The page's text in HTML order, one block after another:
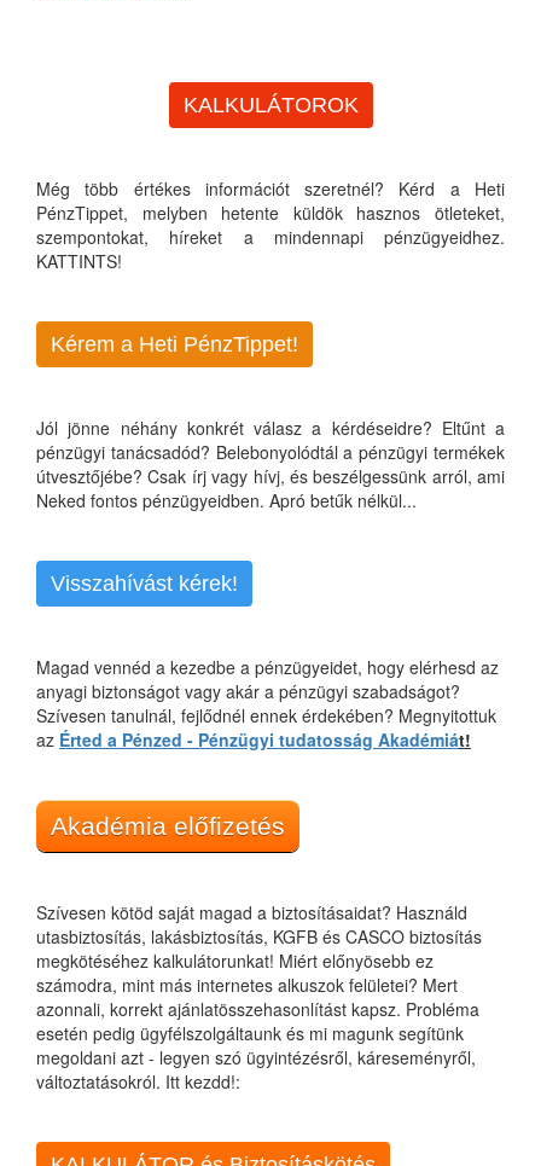
KALKULÁTOROK
Még több értékes információt szeretnél? Kérd a Heti
PénzTippet, melyben hetente küldök hasznos ötleteket,
szempontokat, híreket a mindennapi pénzügyeidhez.
KATTINTS!
Kérem a Heti PénzTippet!
Jól jönne néhány konkrét válasz a kérdéseidre? Eltűnt a
pénzügyi tanácsadód? Belebonyolódtál a pénzügyi termékek
útvesztőjébe? Csak írj vagy hívj, és beszélgessünk arról, ami
Neked fontos pénzügyeidben. Apró betűk nélkül...
Visszahívást kérek!
Magad vennéd a kezedbe a pénzügyeidet, hogy elérhesd az
anyagi biztonságot vagy akár a pénzügyi szabadságot?
Szívesen tanulnál, fejlődnél ennek érdekében? Megnyitottuk
az Érted a Pénzed - Pénzügyi tudatosság Akadémiát!
Akadémia előfizetés
Szívesen kötöd saját magad a biztosításaidat? Használd
utasbiztosítás, lakásbiztosítás, KGFB és CASCO biztosítás
megkötéséhez kalkulátorunkat! Miért előnyösebb ez
számodra, mint más internetes alkuszok felületei? Mert
azonnali, korrekt ajánlatösszehasonlítást kapsz. Probléma
esetén pedig ügyfélszolgáltaunk és mi magunk segítünk
megoldani azt - legyen szó ügyintézésről, káreseményről,
változtatásokról. Itt kezdd!: